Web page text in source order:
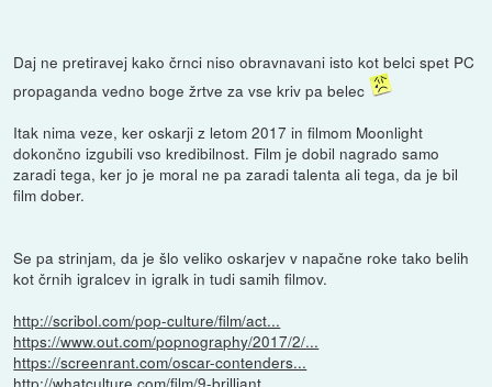
Daj ne pretiravej kako črnci niso obravnavani isto kot belci spet PC
propaganda vedno boge žrtve za vse kriv pa belec
Itak nima veze, ker oskarji z letom 2017 in filmom Moonlight
dokončno izgubili vso kredibilnost. Film je dobil nagrado samo
zaradi tega, ker jo je moral ne pa zaradi talenta ali tega, da je bil
film dober.
Se pa strinjam, da je šlo veliko oskarjev v napačne roke tako belih
kot črnih igralcev in igralk in tudi samih filmov.
http://scribol.com/pop-culture/film/act...
https://www.out.com/popnography/2017/2/...
https://screenrant.com/oscar-contenders...